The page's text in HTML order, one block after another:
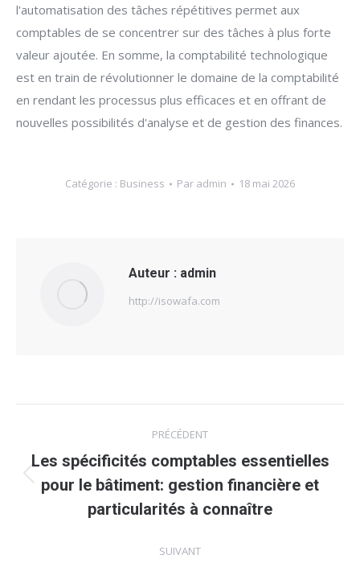
l'automatisation des tâches répétitives permet aux
comptables de se concentrer sur des tâches à plus forte
valeur ajoutée. En somme, la comptabilité technologique
est en train de révolutionner le domaine de la comptabilité
en rendant les processus plus efficaces et en offrant de
nouvelles possibilités d'analyse et de gestion des finances.
Catégorie : Business Par admin 18 mai 2026
Auteur : admin
http://isowafa.com
article
PRÉCÉDENT
Article
précédent
Les spécificités comptables essentielles
pour le bâtiment: gestion financière et
particularités à connaître
SUIVANT